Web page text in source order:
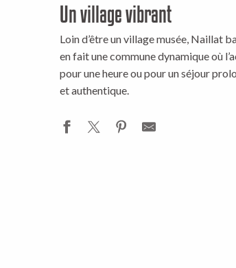
Un village vibrant
Loin d’être un village musée, Naillat
en fait une commune dynamique où
pour une heure ou pour un séjour
et authentique.